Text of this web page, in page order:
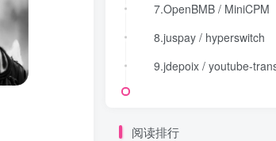
7.OpenBMB / MiniCPM
8.juspay / hyperswitch
7.OpenBMB / MiniCPM
8.juspay / hyperswitch
阅读排行